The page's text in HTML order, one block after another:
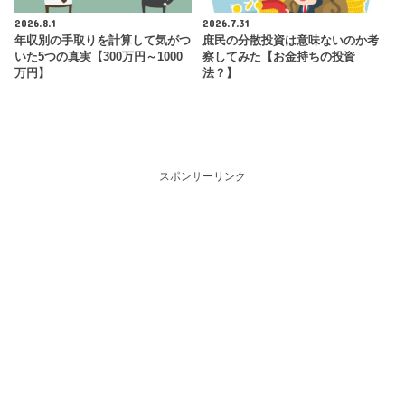
2026.8.1
年収別の手取りを計算して気がつ
いた5つの真実【300万円～1000
万円】
2026.7.31
庶民の分散投資は意味ないのか考
察してみた【お金持ちの投資
法？】
スポンサーリンク